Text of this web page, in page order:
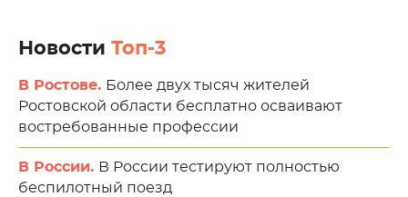
Новости Топ-3
В Ростове. Более двух тысяч жителей
Ростовской области бесплатно осваивают
востребованные профессии
В России. В России тестируют полностью
беспилотный поезд